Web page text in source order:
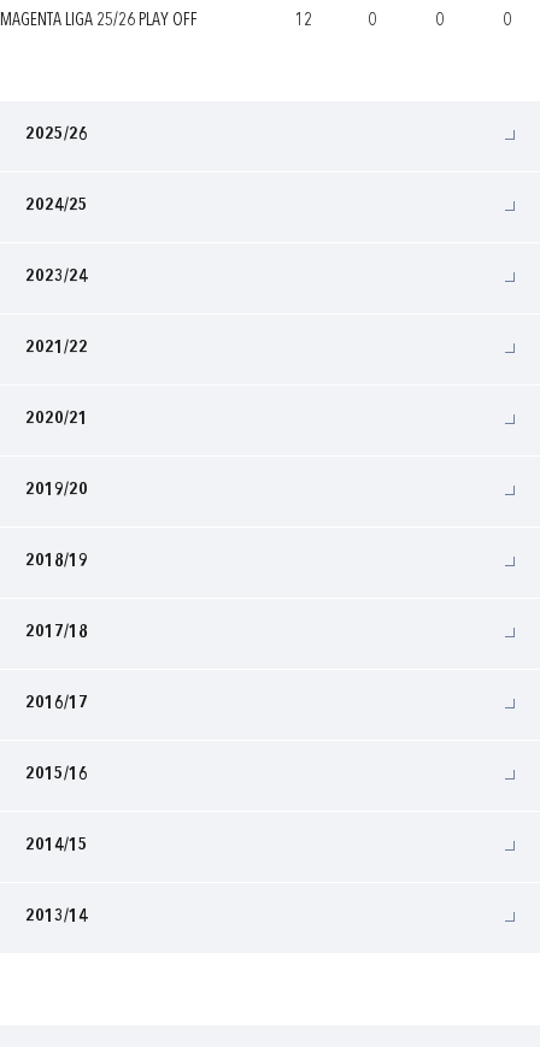
MAGENTA LIGA 25/26 PLAY OFF 12 0 0 0
2025/26
2024/25
2023/24
2021/22
2020/21
2019/20
2018/19
2017/18
2016/17
2015/16
2014/15
2013/14